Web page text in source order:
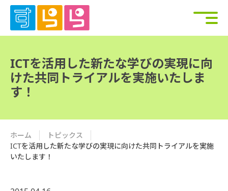
ICTを活用した新たな学びの実現に向
けた共同トライアルを実施いたしま
す！
ホーム
トピックス
ICTを活用した新たな学びの実現に向けた共同トライアルを実施
いたします！